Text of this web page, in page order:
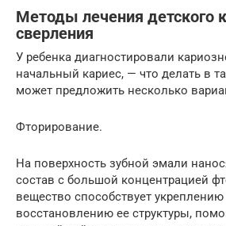
Методы лечения детского
сверления
У ребенка диагностировали
начальный кариес, — что делать в
может предложить несколько
Фторирование.
На поверхность зубной эмали
состав с большой концентрацией
вещество способствует
восстановлению ее структуры,